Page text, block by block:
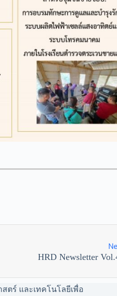
HRD Newsletter
ตร์ และเทคโนโลยีเพื่อ